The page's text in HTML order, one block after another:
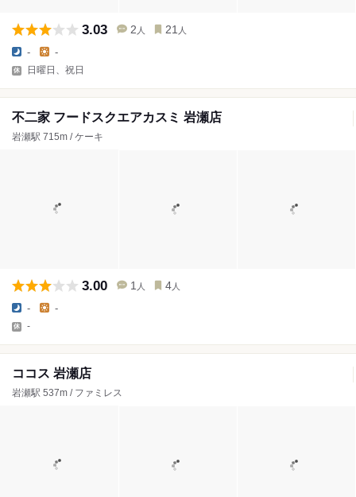
3.03 2 人 21 人
- -
日曜日、祝日
不二家 フードスクエアカスミ 岩瀬店
岩瀬駅 715m / ケーキ
3.00 1 人 4 人
- -
-
ココス 岩瀬店
岩瀬駅 537m / ファミレス